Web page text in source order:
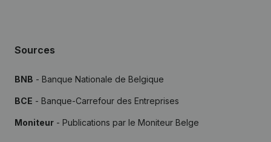
Sources
BNB - Banque Nationale de Belgique
BCE - Banque-Carrefour des Entreprises
Moniteur - Publications par le Moniteur Belge